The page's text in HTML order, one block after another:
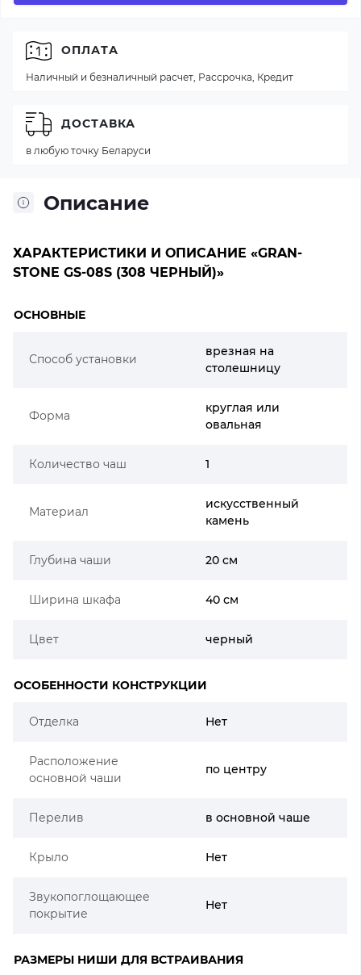
Описание
ХАРАКТЕРИСТИКИ И ОПИСАНИЕ «GRAN-
STONE GS-08S (308 ЧЕРНЫЙ)»
ОСНОВНЫЕ
Способ установки
врезная на
столешницу
Форма
круглая или
овальная
Количество чаш 1
Материал
искусственный
камень
Глубина чаши 20 см
Ширина шкафа 40 см
Цвет черный
ОСОБЕННОСТИ КОНСТРУКЦИИ
Отделка Нет
Расположение
основной чаши
по центру
Перелив в основной чаше
Крыло Нет
Звукопоглощающее
покрытие
Нет
РАЗМЕРЫ НИШИ ДЛЯ ВСТРАИВАНИЯ
ОПЛАТА
Наличный и безналичный расчет, Рассрочка, Кредит
ДОСТАВКА
в любую точку Беларуси